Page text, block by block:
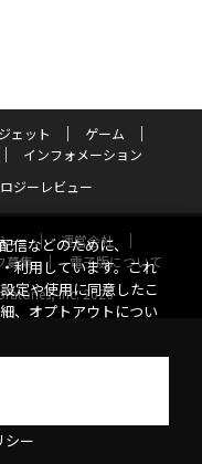
ェット
ゲーム
インフォメーション
ジーレビュー
ー
運営会社
募集
電子版について
Inc. 2026
信などのために、
利用しています。これ
定や使用に同意したこ
、オプトアウトについ
シー